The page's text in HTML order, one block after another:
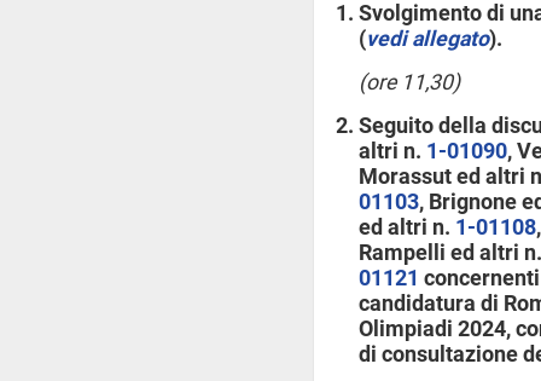
Svolgimento di
(vedi allegato).
(ore 11,30)
Seguito della
altri n. 1-01090,
Morassut ed altri
01103, Brignone
ed altri n. 1-01108
Rampelli ed altri
01121
candidatura di
Olimpiadi 2024,
di consultazione